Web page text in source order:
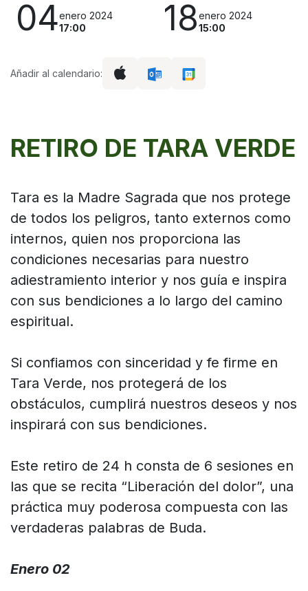
04enero 2024
17:00
18enero 2024
15:00
Añadir al calendario:
RETIRO DE TARA VERDE
Tara es la Madre Sagrada que nos protege
de todos los peligros, tanto externos como
internos, quien nos proporciona las
condiciones necesarias para nuestro
adiestramiento interior y nos guía e inspira
con sus bendiciones a lo largo del camino
espiritual.
Si confiamos con sinceridad y fe firme en
Tara Verde, nos protegerá de los
obstáculos, cumplirá nuestros deseos y nos
inspirará con sus bendiciones.
Este retiro de 24 h consta de 6 sesiones en
las que se recita “Liberación del dolor”, una
práctica muy poderosa compuesta con las
verdaderas palabras de Buda.
Enero 02